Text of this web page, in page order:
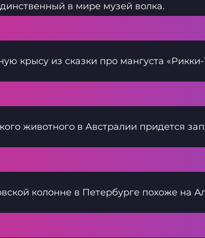
в мире музей волка.
крысу из сказки про мангуста
животного в Австралии придется
колонне в Петербурге похоже на